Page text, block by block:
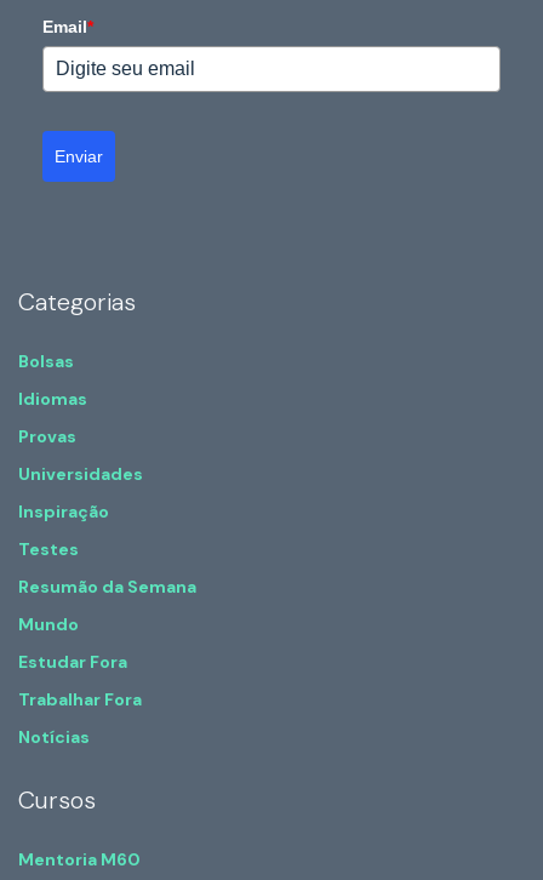
Email*
Enviar
Categorias
Bolsas
Idiomas
Provas
Universidades
Inspiração
Testes
Resumão da Semana
Mundo
Estudar Fora
Trabalhar Fora
Notícias
Cursos
Mentoria M60